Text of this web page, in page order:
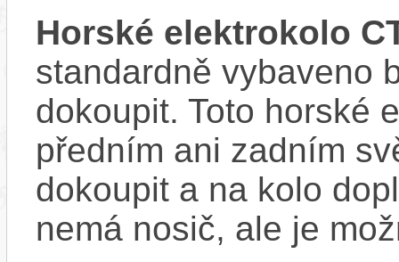
Horské elektrokolo
standardně vybaveno
dokoupit. Toto horské
předním ani zadním
dokoupit a na kolo
nemá nosič, ale je